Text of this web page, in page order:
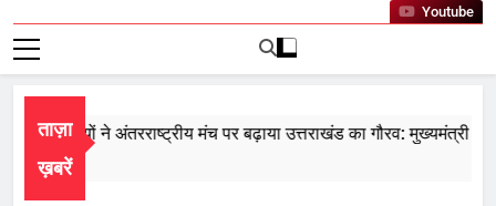
Youtube
ताज़ा
ख़बरें
खिलाड़ियों ने अंतरराष्ट्रीय मंच पर बढ़ाया उत्तराखंड का गौरव: मुख्यमंत्री
7, 2026